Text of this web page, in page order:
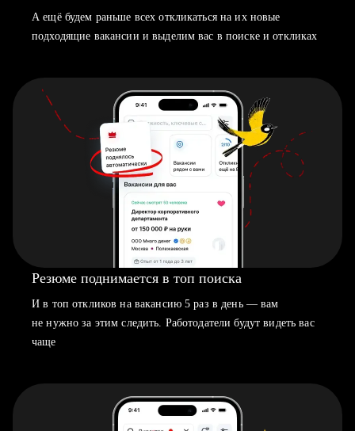
А ещё будем раньше всех откликаться на их новые
подходящие вакансии и выделим вас в поиске и откликах
Резюме поднимается в топ поиска
И в топ откликов на вакансию 5 раз в день — вам
не нужно за этим следить. Работодатели будут видеть вас
чаще